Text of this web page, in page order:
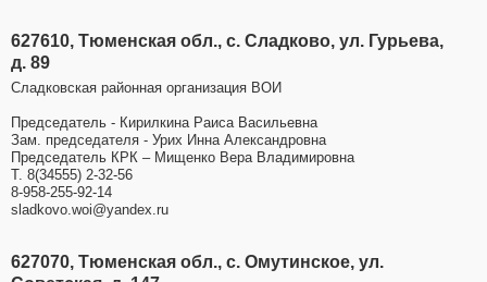
627610, Тюменская обл., с. Сладково, ул. Гурьева,
д. 89
Сладковская районная организация ВОИ
Председатель - Кирилкина Раиса Васильевна
Зам. председателя - Урих Инна Александровна
Председатель КРК – Мищенко Вера Владимировна
Т. 8(34555) 2-32-56
8-958-255-92-14
sladkovo.woi@yandex.ru
627070, Тюменская обл., с. Омутинское, ул.